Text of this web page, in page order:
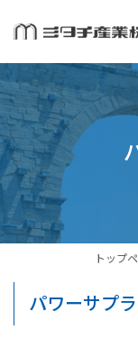
トップ
パワーサプ